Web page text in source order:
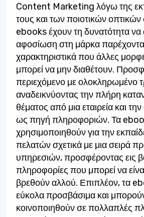
Content Marketing λόγω της
τους και των ποιοτικών οπτικών
ebooks έχουν τη δυνατότητα
αφοσίωση στη μάρκα
χαρακτηριστικά που άλλες
μπορεί να μην διαθέτουν.
περιεχόμενο με ολοκληρωμένο
αναδεικνύοντας την πλήρη
θέματος από μια εταιρεία και την
ως πηγή πληροφοριών. Τα
χρησιμοποιηθούν για την
πελατών σχετικά με μια σειρά
υπηρεσιών, προσφέροντας εις
πληροφορίες που μπορεί να
βρεθούν αλλού. Επιπλέον, τα
εύκολα προσβάσιμα και
κοινοποιηθούν σε πολλαπλές